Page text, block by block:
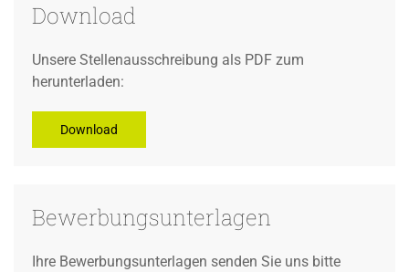
Download
Unsere Stellenausschreibung als PDF zum
herunterladen:
Download
Bewerbungsunterlagen
Ihre Bewerbungsunterlagen senden Sie uns bitte